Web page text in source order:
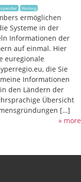
Working
ermöglichen
Systeme in der
Informationen der
auf einmal. Hier
euregionale
die Sie
Informationen
den Ländern der
Übersicht
[…]
» more